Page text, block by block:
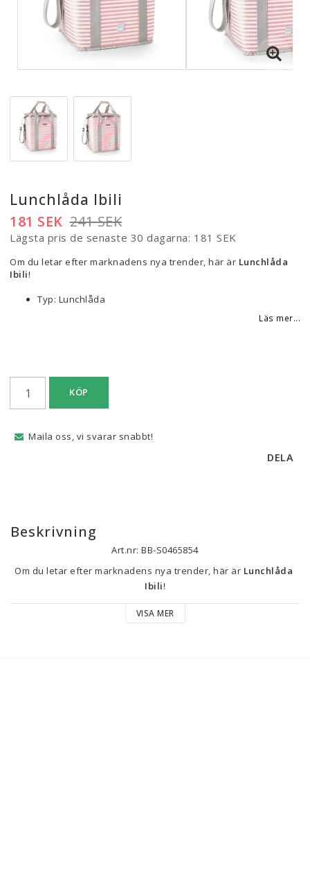
Lunchlåda Ibili
241 SEK
181 SEK
Lägsta pris de senaste 30 dagarna 181 SEK
Om du letar efter marknadens nya trender, här är Lunchlåda
Ibili!
Typ: Lunchlåda
Läs mer...
KÖP
Maila oss, vi svarar snabbt!
DELA
Beskrivning
Art.nr: BB-S0465854
Om du letar efter marknadens nya trender, här är Lunchlåda
Ibili!
Typ: Lunchlåda
VISA MER